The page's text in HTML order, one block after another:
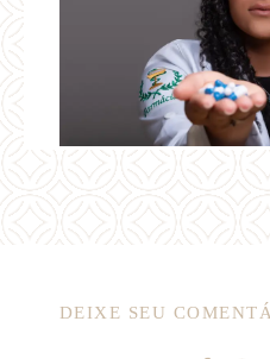
DEIXE SEU